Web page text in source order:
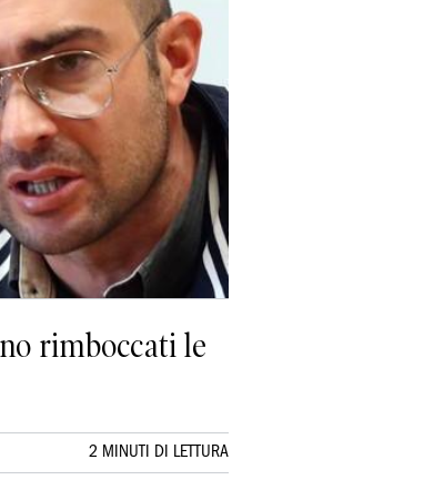
rimboccati le
2 MINUTI DI LETTURA